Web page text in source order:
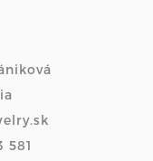
581